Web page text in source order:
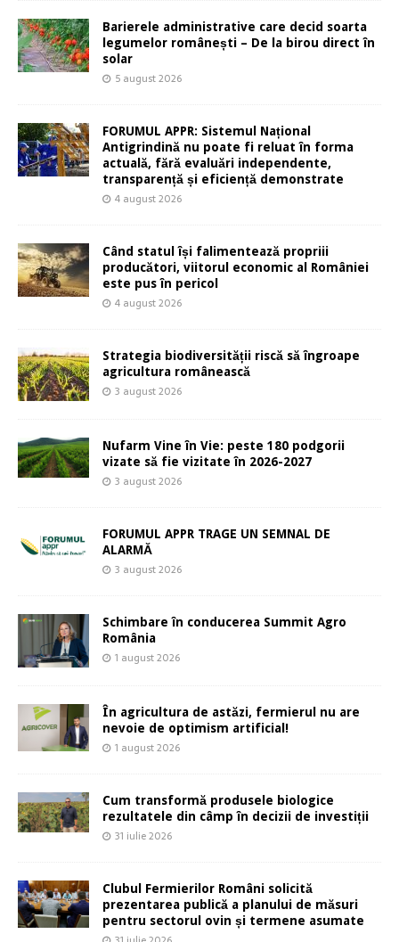
Barierele administrative care decid soarta
legumelor românești – De la birou direct în
solar
5 august 2026
FORUMUL APPR: Sistemul Național
Antigrindină nu poate fi reluat în forma
actuală, fără evaluări independente,
transparență și eficiență demonstrate
4 august 2026
Când statul își falimentează propriii
producători, viitorul economic al României
este pus în pericol
4 august 2026
Strategia biodiversității riscă să îngroape
agricultura românească
3 august 2026
Nufarm Vine în Vie: peste 180 podgorii
vizate să fie vizitate în 2026-2027
3 august 2026
FORUMUL APPR TRAGE UN SEMNAL DE
ALARMĂ
3 august 2026
Schimbare în conducerea Summit Agro
România
1 august 2026
În agricultura de astăzi, fermierul nu are
nevoie de optimism artificial!
1 august 2026
Cum transformă produsele biologice
rezultatele din câmp în decizii de investiții
31 iulie 2026
Clubul Fermierilor Români solicită
prezentarea publică a planului de măsuri
pentru sectorul ovin și termene asumate